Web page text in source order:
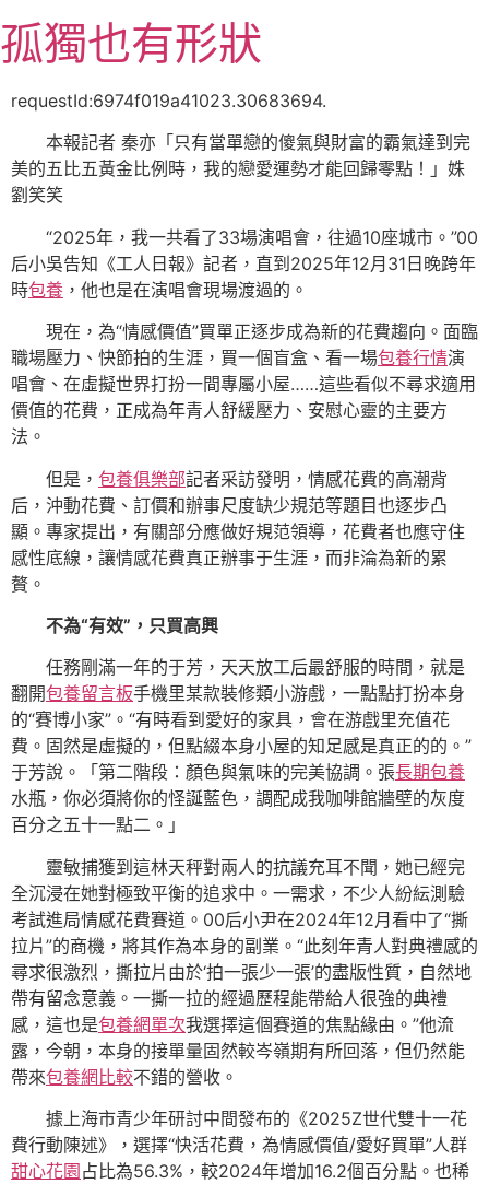
至
主
孤獨也有形狀
requestId:6974f019a41023.30683694.
本報記者 秦亦「只有當單戀的傻氣與財富的霸氣達到完
美的五比五黃金比例時，我的戀愛運勢才能回歸零點！」姝
劉笑笑
“2025年，我一共看了33場演唱會，往過10座城市。”00
后小吳告知《工人日報》記者，直到2025年12月31日晚跨年
時包養 ，他也是在演唱會現場渡過的。
現在，為“情感價值”買單正逐步成為新的花費趨向。面臨
職場壓力、快節拍的生涯，買一個盲盒、看一場包養行情演
唱會、在虛擬世界打扮一間專屬小屋……這些看似不尋求適用
價值的花費，正成為年青人舒緩壓力、安慰心靈的主要方
法。
但是， 包養俱樂部記者采訪發明，情感花費的高潮背
后，沖動花費、訂價和辦事尺度缺少規范等題目也逐步凸
顯。專家提出，有關部分應做好規范領導，花費者也應守住
感性底線，讓情感花費真正辦事于生涯，而非淪為新的累
贅。
不為“有效”，只買高興
任務剛滿一年的于芳，天天放工后最舒服的時間，就是
翻開包養留言板手機里某款裝修類小游戲，一點點打扮本身
的“賽博小家”。“有時看到愛好的家具，會在游戲里充值花
費。固然是虛擬的，但點綴本身小屋的知足感是真正的的。”
于芳說。「第二階段：顏色與氣味的完美協調。張長期包養
水瓶，你必須將你的怪誕藍色，調配成我咖啡館牆壁的灰度
百分之五十一點二。」
靈敏捕獲到這林天秤對兩人的抗議充耳不聞，她已經完
全沉浸在她對極致平衡的追求中。一需求，不少人紛紜測驗
考試進局情感花費賽道。00后小尹在2024年12月看中了“撕
拉片”的商機，將其作為本身的副業。“此刻年青人對典禮感的
尋求很激烈，撕拉片由於‘拍一張少一張’的盡版性質，自然地
帶有留念意義。一撕一拉的經過歷程能帶給人很強的典禮
感，這也是包養網單次我選擇這個賽道的焦點緣由。”他流
露，今朝，本身的接單量固然較岑嶺期有所回落，但仍然能
帶來包養網比較不錯的營收。
據上海市青少年研討中間發布的《2025Z世代雙十一花
費行動陳述》，選擇“快活花費，為情感價值/愛好買單”人群
甜心花園 占比為56.3%，較2024年增加16.2個百分點。也稀